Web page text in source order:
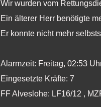
Wir wurden vom
Ein älterer Herr benötigte
Er konnte nicht mehr
Alarmzeit: Freitag, 02:53
Eingesetzte Kräfte: 7
FF Alveslohe: LF16/12 ,